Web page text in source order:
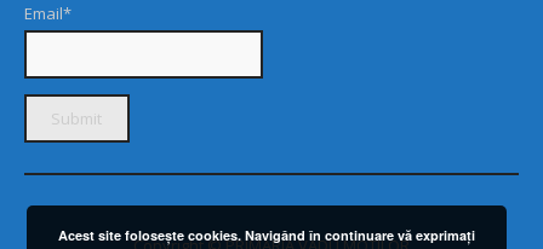
Email*
Acest site foloseşte cookies. Navigând în continuare vă exprimaţi